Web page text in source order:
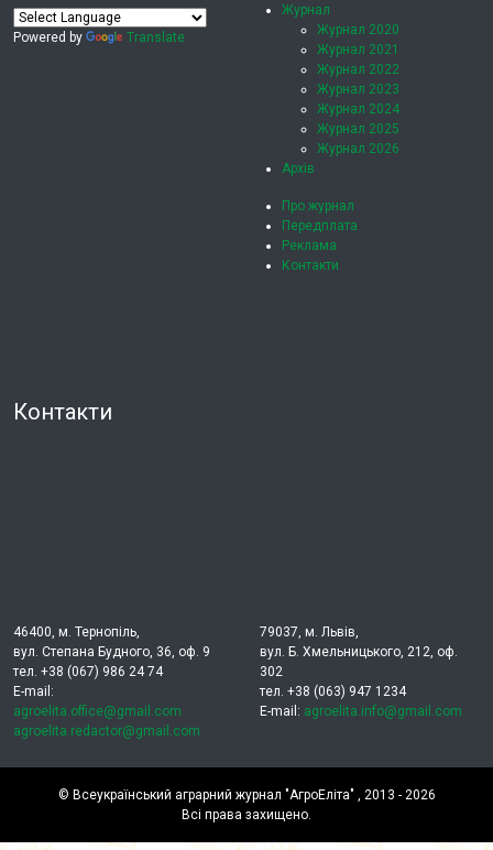
Powered by Translate
Журнал
Журнал 2020
Журнал 2021
Журнал 2022
Журнал 2023
Журнал 2024
Журнал 2025
Журнал 2026
Архів
Про журнал
Передплата
Реклама
Контакти
Контакти
46400, м. Тернопіль,
вул. Степана Будного, 36, оф. 9
тел. +38 (067) 986 24 74
E-mail:
agroelita.office@gmail.com
agroelita.redactor@gmail.com
79037, м. Львів,
вул. Б. Хмельницького, 212, оф.
302
тел. +38 (063) 947 1234
E-mail: agroelita.info@gmail.com
© Всеукраїнський аграрний журнал "АгроЕліта" , 2013 - 2026
Всі права захищено.